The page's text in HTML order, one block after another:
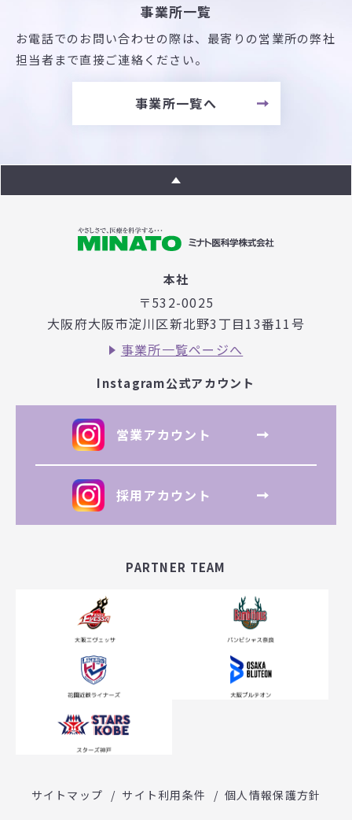
事業所一覧
お電話でのお問い合わせの際は、最寄りの営業所の弊社
担当者まで直接ご連絡ください。
事業所一覧へ
本社
〒532-0025
大阪府大阪市淀川区新北野3丁目13番11号
事業所一覧ページへ
Instagram公式アカウント
営業アカウント
採用アカウント
PARTNER TEAM
サイトマップ サイト利用条件 個人情報保護方針